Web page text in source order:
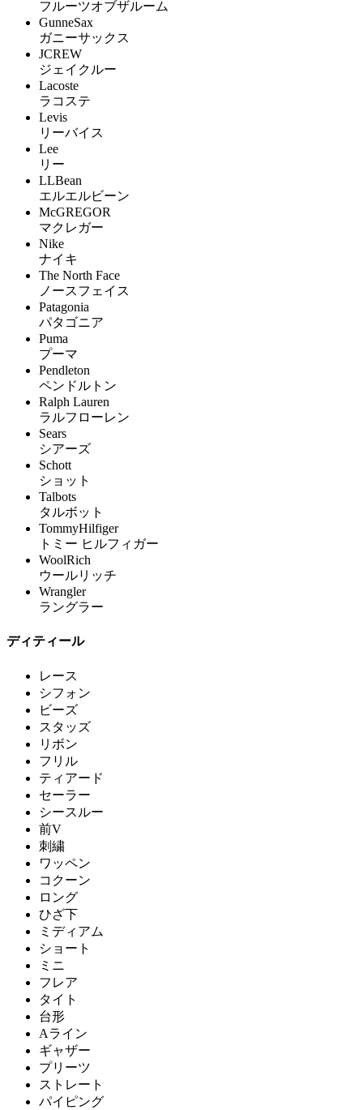
フルーツオブザルーム
GunneSax
ガニーサックス
JCREW
ジェイクルー
Lacoste
ラコステ
Levis
リーバイス
Lee
リー
LLBean
エルエルビーン
McGREGOR
マクレガー
Nike
ナイキ
The North Face
ノースフェイス
Patagonia
パタゴニア
Puma
プーマ
Pendleton
ペンドルトン
Ralph Lauren
ラルフローレン
Sears
シアーズ
Schott
ショット
Talbots
タルボット
TommyHilfiger
トミー ヒルフィガー
WoolRich
ウールリッチ
Wrangler
ラングラー
ディティール
レース
シフォン
ビーズ
スタッズ
リボン
フリル
ティアード
セーラー
シースルー
前V
刺繍
ワッペン
コクーン
ロング
ひざ下
ミディアム
ショート
ミニ
フレア
タイト
台形
Aライン
ギャザー
プリーツ
ストレート
パイピング